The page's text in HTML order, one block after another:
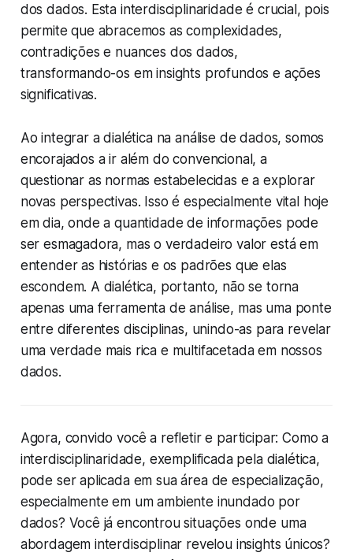
dos dados. Esta interdisciplinaridade é crucial, pois
permite que abracemos as complexidades,
contradições e nuances dos dados,
transformando-os em insights profundos e ações
significativas.
Ao integrar a dialética na análise de dados, somos
encorajados a ir além do convencional, a
questionar as normas estabelecidas e a explorar
novas perspectivas. Isso é especialmente vital hoje
em dia, onde a quantidade de informações pode
ser esmagadora, mas o verdadeiro valor está em
entender as histórias e os padrões que elas
escondem. A dialética, portanto, não se torna
apenas uma ferramenta de análise, mas uma ponte
entre diferentes disciplinas, unindo-as para revelar
uma verdade mais rica e multifacetada em nossos
dados.
Agora, convido você a refletir e participar: Como a
interdisciplinaridade, exemplificada pela dialética,
pode ser aplicada em sua área de especialização,
especialmente em um ambiente inundado por
dados? Você já encontrou situações onde uma
abordagem interdisciplinar revelou insights únicos?